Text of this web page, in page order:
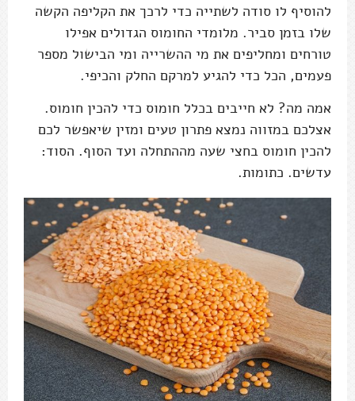
להוסיף לו סודה לשתייה כדי לרכך את הקליפה הקשה
שלו בזמן סביר. מלומדי החומוס הגדולים אפילו
טורחים ומחליפים את מי ההשרייה ומי הבישול מספר
פעמים, הכל כדי להגיע למרקם החלק והכיפי.
אמה מה? לא חייבים בכלל חומוס כדי להכין חומוס.
אצלכם במזווה נמצא פתרון טעים ומזין שיאפשר לכם
להכין חומוס בחצי שעה מההתחלה ועד הסוף. הסוד:
עדשים. כתומות.